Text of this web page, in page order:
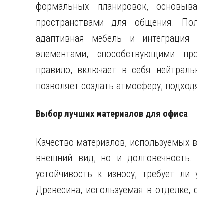
формальных планировок,
пространствами для общения.
адаптивная мебель и интеграция
элементами, способствующими
правило, включает в себя
позволяет создать атмосферу,
Выбор лучших материалов для офиса
Качество материалов, используемых
внешний вид, но и
устойчивость к износу, требует
Древесина, используемая в